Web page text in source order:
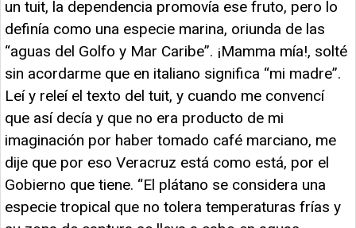
un tuit, la dependencia promovía ese fruto, pero lo
definía como una especie marina, oriunda de las
“aguas del Golfo y Mar Caribe”. ¡Mamma mía!, solté
sin acordarme que en italiano significa “mi madre”.
Leí y releí el texto del tuit, y cuando me convencí
que así decía y que no era producto de mi
imaginación por haber tomado café marciano, me
dije que por eso Veracruz está como está, por el
Gobierno que tiene. “El plátano se considera una
especie tropical que no tolera temperaturas frías y